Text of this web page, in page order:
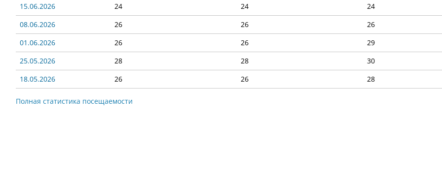
15.06.2026
24 24
24
08.06.2026
26 26
26
01.06.2026
26 26
29
25.05.2026
28 28
30
18.05.2026
26 26 28
Полная статистика посещаемости